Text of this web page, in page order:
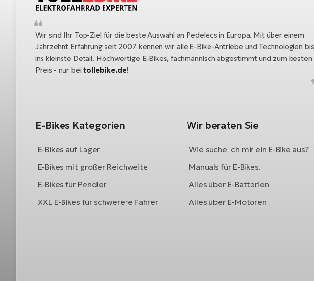
Wir sind Ihr Top-Ziel für die beste Auswahl an Pedelecs in Europa. Mit über einem
Jahrzehnt Erfahrung seit 2007 kennen wir alle E-Bike-Antriebe und Technologien bis
ins kleinste Detail. Hochwertige E-Bikes, fachmännisch abgestimmt und zum besten
Preis - nur beitollebike.de!
E-Bikes Kategorien
E-Bikes auf Lager
E-Bikes mit großer Reichweite
E-Bikes für Pendler
XXL E-Bikes für schwerere Fahrer
Wir beraten Sie
Wie suche ich mir ein E-Bike aus?
Manuals für E-Bikes.
Alles über E-Batterien
Alles über E-Motoren